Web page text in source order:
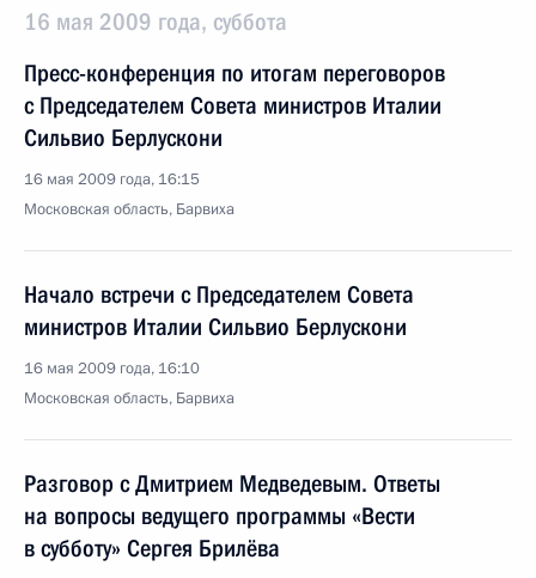
16 мая 2009 года, суббота
Пресс-конференция по итогам переговоров
с Председателем Совета министров Италии
Сильвио Берлускони
16 мая 2009 года, 16:15
Московская область, Барвиха
Начало встречи с Председателем Совета
министров Италии Сильвио Берлускони
16 мая 2009 года, 16:10
Московская область, Барвиха
Разговор с Дмитрием Медведевым. Ответы
на вопросы ведущего программы «Вести
в субботу» Сергея Брилёва